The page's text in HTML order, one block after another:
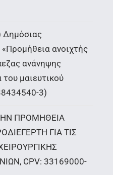
Δημόσιας
ανοιχτής
ανάνηψης
μαιευτικού
3)
ΠΡΟΜΗΘΕΙΑ
ΓΙΑ ΤΙΣ
CPV: 33169000-